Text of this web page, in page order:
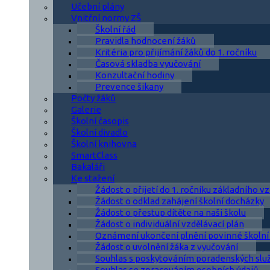
Učební plány
Vnitřní normy ZŠ
Školní řád
Pravidla hodnocení žáků
Kritéria pro přijímání žáků do 1. ročníku
Časová skladba vyučování
Konzultační hodiny
Prevence šikany
Počty žáků
Galerie
Školní časopis
Školní divadlo
Školní knihovna
SmartClass
Bakaláři
Ke stažení
Žádost o přijetí do 1. ročníku základního
Žádost o odklad zahájení školní docházky
Žádost o přestup dítěte na naši školu
Žádost o individuální vzdělávací plán
Oznámení ukončení plnění povinné školní
Žádost o uvolnění žáka z vyučování
Souhlas s poskytováním poradenských